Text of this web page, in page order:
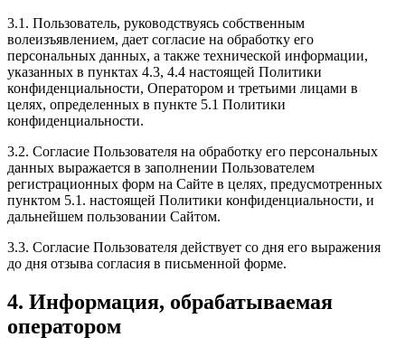
3.1. Пользователь, руководствуясь собственным
волеизъявлением, дает согласие на обработку его
персональных данных, а также технической информации,
указанных в пунктах 4.3, 4.4 настоящей Политики
конфиденциальности, Оператором и третьими лицами в
целях, определенных в пункте 5.1 Политики
конфиденциальности.
3.2. Согласие Пользователя на обработку его персональных
данных выражается в заполнении Пользователем
регистрационных форм на Сайте в целях, предусмотренных
пунктом 5.1. настоящей Политики конфиденциальности, и
дальнейшем пользовании Сайтом.
3.3. Согласие Пользователя действует со дня его выражения
до дня отзыва согласия в письменной форме.
4. Информация, обрабатываемая
оператором